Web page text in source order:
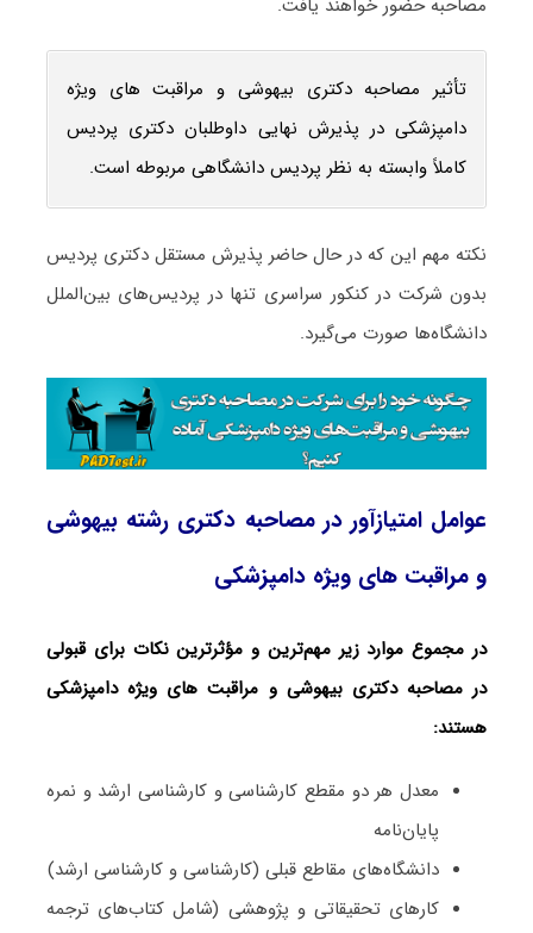
مصاحبه حضور خواهند یافت.
تأثیر مصاحبه دکتری بیهوشی و مراقبت ‌های ویژه
دامپزشکی در پذیرش نهایی داوطلبان دکتری پردیس
کاملاً وابسته به نظر پردیس دانشگاهی مربوطه است.
نکته مهم این که در حال حاضر پذیرش مستقل دکتری پردیس
بدون شرکت در کنکور سراسری تنها در پردیس‌های بین‌الملل
دانشگاه‌ها صورت می‌گیرد.
عوامل امتیازآور در مصاحبه دکتری رشته بیهوشی
و مراقبت ‌های ویژه دامپزشکی
در مجموع موارد زیر مهم‌ترین و مؤثرترین نکات برای قبولی
در مصاحبه دکتری بیهوشی و مراقبت ‌های ویژه دامپزشکی
هستند:
معدل هر دو مقطع کارشناسی و کارشناسی ارشد و نمره
پایان‌نامه
دانشگاه‌های مقاطع قبلی (کارشناسی و کارشناسی ارشد)
کارهای تحقیقاتی و پژوهشی (شامل کتاب‌های ترجمه­‌